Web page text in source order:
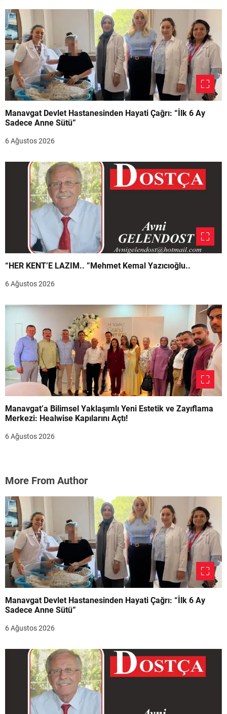
Manavgat Devlet Hastanesinden Hayati Çağrı: “İlk 6 Ay
Sadece Anne Sütü”
6 Ağustos 2026
“HER KENT’E LAZIM.. ”Mehmet Kemal Yazıcıoğlu..
6 Ağustos 2026
Manavgat’a Bilimsel Yaklaşımlı Yeni Estetik ve Zayıflama
Merkezi: Healwise Kapılarını Açtı!
6 Ağustos 2026
More From Author
Manavgat Devlet Hastanesinden Hayati Çağrı: “İlk 6 Ay
Sadece Anne Sütü”
6 Ağustos 2026